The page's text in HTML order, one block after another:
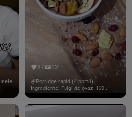
87 12
🥣Porridge rapid (4 portii)
Ingrediente: Fulgi de ovaz -160...